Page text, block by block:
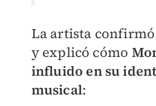
La artista confirmó
y explicó cómo
influido en su
musical: